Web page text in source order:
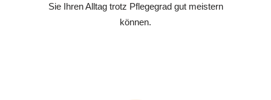
Sie Ihren Alltag trotz Pflegegrad gut meistern
können.